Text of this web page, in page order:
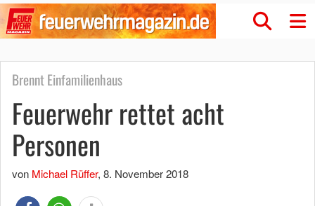
Brennt Einfamilienhaus
Feuerwehr rettet acht
Personen
von Michael Rüffer, 8. November 2018